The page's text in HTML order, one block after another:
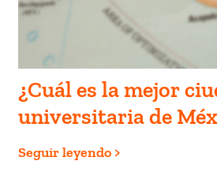
¿Cuál es la mejor
universitaria de
Seguir leyendo >